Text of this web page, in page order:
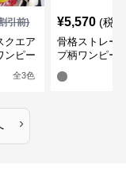
引前)
クエア
ンピー
全3色
¥5,570 (税
骨格ストレー
プ柄ワンピー
›